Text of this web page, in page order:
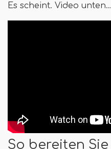
Es scheint. Video unten…
So bereiten